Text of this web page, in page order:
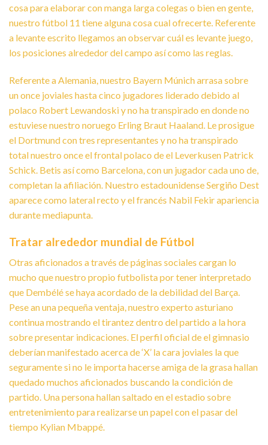
cosa para elaborar con manga larga colegas o bien en gente,
nuestro fútbol 11 tiene alguna cosa cual ofrecerte. Referente
a levante escrito llegamos an observar cuál es levante juego,
los posiciones alrededor del campo así­ como las reglas.
Referente a Alemania, nuestro Bayern Múnich arrasa sobre
un once joviales hasta cinco jugadores liderado debido al
polaco Robert Lewandoski y no ha transpirado en donde no
estuviese nuestro noruego Erling Braut Haaland. Le prosigue
el Dortmund con tres representantes y no ha transpirado
total nuestro once el frontal polaco de el Leverkusen Patrick
Schick. Betis así­ como Barcelona, con un jugador cada uno de,
completan la afiliación. Nuestro estadounidense Sergiño Dest
aparece como lateral recto y el francés Nabil Fekir apariencia
durante mediapunta.
Tratar alrededor mundial de Fútbol
Otras aficionados a través de páginas sociales cargan lo
mucho que nuestro propio futbolista por tener interpretado
que Dembélé se haya acordado de la debilidad del Barça.
Pese an una pequeña ventaja, nuestro experto asturiano
continua mostrando el tirantez dentro del partido a la hora
sobre presentar indicaciones. El perfil oficial de el gimnasio
deberían manifestado acerca de ‘X’ la cara joviales la que
seguramente si no le importa hacerse amiga de la grasa hallan
quedado muchos aficionados buscando la condición de
partido. Una persona hallan saltado en el estadio sobre
entretenimiento para realizarse un papel con el pasar del
tiempo Kylian Mbappé.